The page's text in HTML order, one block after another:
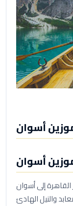
أسوان
إلى أسوان